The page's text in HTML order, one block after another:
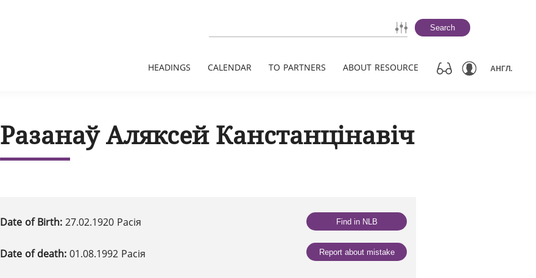
Search
HEADINGS CALENDAR TO PARTNERS ABOUT RESOURCE АНГЛ.
Разанаў Аляксей Канстанцінавіч
Date of Birth: 27.02.1920 Расія
Date of death: 01.08.1992 Расія
Find in NLB
Report about mistake